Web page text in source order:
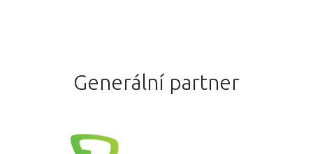
Generální partner